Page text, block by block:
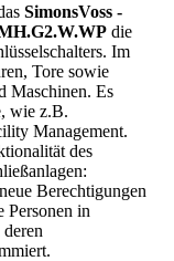
SimonsVoss -
die
Im
Tore sowie
Maschinen. Es
wie z.B.
Management.
des
Berechtigungen
Personen in